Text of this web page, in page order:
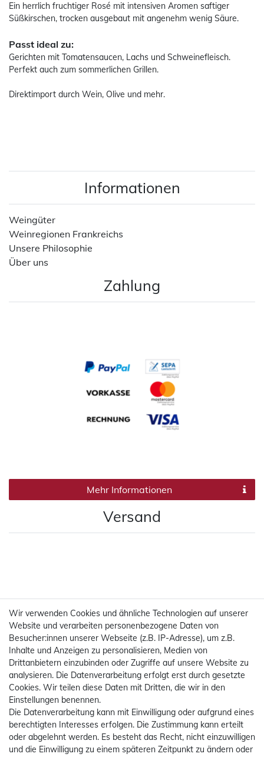
Ein herrlich fruchtiger Rosé mit intensiven Aromen saftiger
Süßkirschen, trocken ausgebaut mit angenehm wenig Säure.
Passt ideal zu:
Gerichten mit Tomatensaucen, Lachs und Schweinefleisch.
Perfekt auch zum sommerlichen Grillen.
Direktimport durch Wein, Olive und mehr.
Informationen
Weingüter
Weinregionen Frankreichs
Unsere Philosophie
Über uns
Zahlung
Mehr Informationen
Versand
Mehr Informationen
Rechtliches
Wir verwenden Cookies und ähnliche Technologien auf unserer
Website und verarbeiten personenbezogene Daten von
Besucher:innen unserer Webseite (z.B. IP-Adresse), um z.B.
Inhalte und Anzeigen zu personalisieren, Medien von
Drittanbietern einzubinden oder Zugriffe auf unsere Website zu
analysieren. Die Datenverarbeitung erfolgt erst durch gesetzte
Cookies. Wir teilen diese Daten mit Dritten, die wir in den
Einstellungen benennen.
Die Datenverarbeitung kann mit Einwilligung oder aufgrund eines
berechtigten Interesses erfolgen. Die Zustimmung kann erteilt
oder abgelehnt werden. Es besteht das Recht, nicht einzuwilligen
und die Einwilligung zu einem späteren Zeitpunkt zu ändern oder